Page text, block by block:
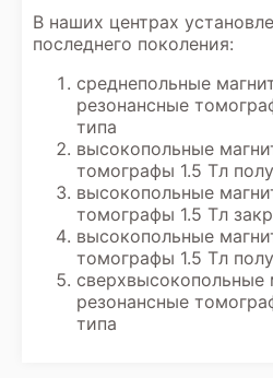
В наших центрах
последнего поколения:
среднепольные
резонансные
типа
высокопольные
томографы 1.5 Тл
высокопольные
томографы 1.5 Тл
высокопольные
томографы 1.5 Тл
сверхвысокопольные
резонансные
типа